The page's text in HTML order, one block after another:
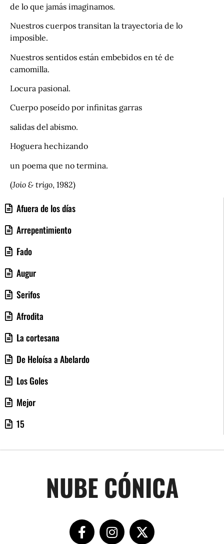
Afuera de los días
Arrepentimiento
Fado
Augur
Serifos
Afrodita
La cortesana
De Heloísa a Abelardo
Los Goles
Mejor
15
de lo que jamás imaginamos.
Nuestros cuerpos transitan la trayectoria de lo
imposible.
Nuestros sentidos están embebidos en té de
camomilla.
Locura pasional.
Cuerpo poseído por infinitas garras
salidas del abismo.
Hoguera hechizando
un poema que no termina.
(Joio & trigo, 1982)
NUBE CÓNICA